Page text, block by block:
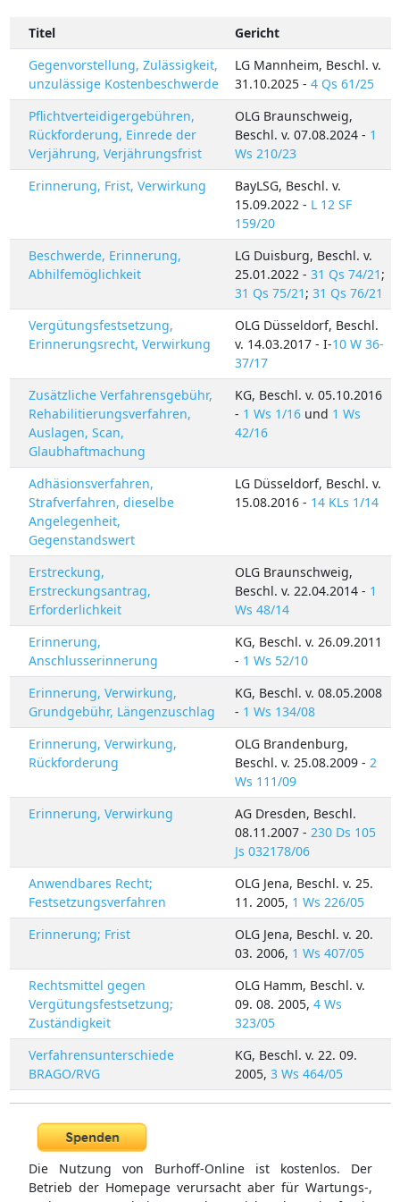
Titel
Gericht
Gegenvorstellung, Zulässigkeit,
unzulässige Kostenbeschwerde
LG Mannheim, Beschl. v.
31.10.2025 - 4 Qs 61/25
Pflichtverteidigergebühren,
Rückforderung, Einrede der
Verjährung, Verjährungsfrist
OLG Braunschweig,
Beschl. v. 07.08.2024 - 1
Ws 210/23
Erinnerung, Frist, Verwirkung
BayLSG, Beschl. v.
15.09.2022 - L 12 SF
159/20
Beschwerde, Erinnerung,
Abhilfemöglichkeit
LG Duisburg, Beschl. v.
25.01.2022 - 31 Qs 74/21 ;
31 Qs 75/21 ; 31 Qs 76/21
Vergütungsfestsetzung,
Erinnerungsrecht, Verwirkung
OLG Düsseldorf, Beschl.
v. 14.03.2017 - I-10 W 36-
37/17
Zusätzliche Verfahrensgebühr,
Rehabilitierungsverfahren,
Auslagen, Scan,
Glaubhaftmachung
KG, Beschl. v. 05.10.2016
- 1 Ws 1/16und 1 Ws
42/16
Adhäsionsverfahren,
Strafverfahren, dieselbe
Angelegenheit,
Gegenstandswert
LG Düsseldorf, Beschl. v.
15.08.2016 - 14 KLs 1/14
Erstreckung,
Erstreckungsantrag,
Erforderlichkeit
OLG Braunschweig,
Beschl. v. 22.04.2014 - 1
Ws 48/14
Erinnerung,
Anschlusserinnerung
KG, Beschl. v. 26.09.2011
- 1 Ws 52/10
Erinnerung, Verwirkung,
Grundgebühr, Längenzuschlag
KG, Beschl. v. 08.05.2008
- 1 Ws 134/08
Erinnerung, Verwirkung,
Rückforderung
OLG Brandenburg,
Beschl. v. 25.08.2009 - 2
Ws 111/09
Erinnerung, Verwirkung
AG Dresden, Beschl.
08.11.2007 - 230 Ds 105
Js 032178/06
Anwendbares Recht;
Festsetzungsverfahren
OLG Jena, Beschl. v. 25.
11. 2005, 1 Ws 226/05
Erinnerung; Frist
OLG Jena, Beschl. v. 20.
03. 2006, 1 Ws 407/05
Rechtsmittel gegen
Vergütungsfestsetzung;
Zuständigkeit
OLG Hamm, Beschl. v.
09. 08. 2005, 4 Ws
323/05
Verfahrensunterschiede
BRAGO/RVG
KG, Beschl. v. 22. 09.
2005, 3 Ws 464/05
Die Nutzung von Burhoff-Online ist kostenlos. Der
Betrieb der Homepage verursacht aber für Wartungs-,